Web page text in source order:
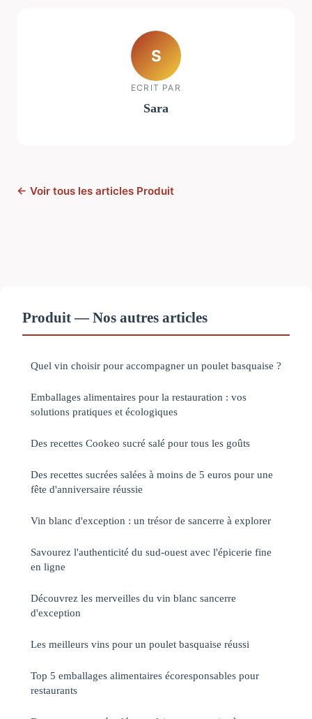
S
ECRIT PAR
Sara
← Voir tous les articles Produit
Produit — Nos autres articles
Quel vin choisir pour accompagner un poulet basquaise ?
Emballages alimentaires pour la restauration : vos
solutions pratiques et écologiques
Des recettes Cookeo sucré salé pour tous les goûts
Des recettes sucrées salées à moins de 5 euros pour une
fête d'anniversaire réussie
Vin blanc d'exception : un trésor de sancerre à explorer
Savourez l'authenticité du sud-ouest avec l'épicerie fine
en ligne
Découvrez les merveilles du vin blanc sancerre
d'exception
Les meilleurs vins pour un poulet basquaise réussi
Top 5 emballages alimentaires écoresponsables pour
restaurants